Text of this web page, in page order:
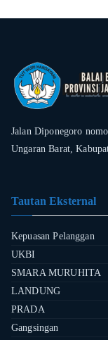
Jalan Diponegoro
Ungaran Barat,
Tautan Eksternal
Kepuasan Pelanggan
UKBI
SMARA MURUHITA
LANDUNG
PRADA
Gangsingan